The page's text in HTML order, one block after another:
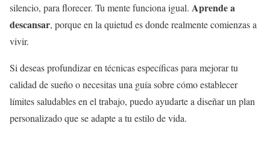
silencio, para florecer. Tu mente funciona igual. Aprende a
descansar, porque en la quietud es donde realmente comienzas a
vivir.
Si deseas profundizar en técnicas específicas para mejorar tu
calidad de sueño o necesitas una guía sobre cómo establecer
límites saludables en el trabajo, puedo ayudarte a diseñar un plan
personalizado que se adapte a tu estilo de vida.